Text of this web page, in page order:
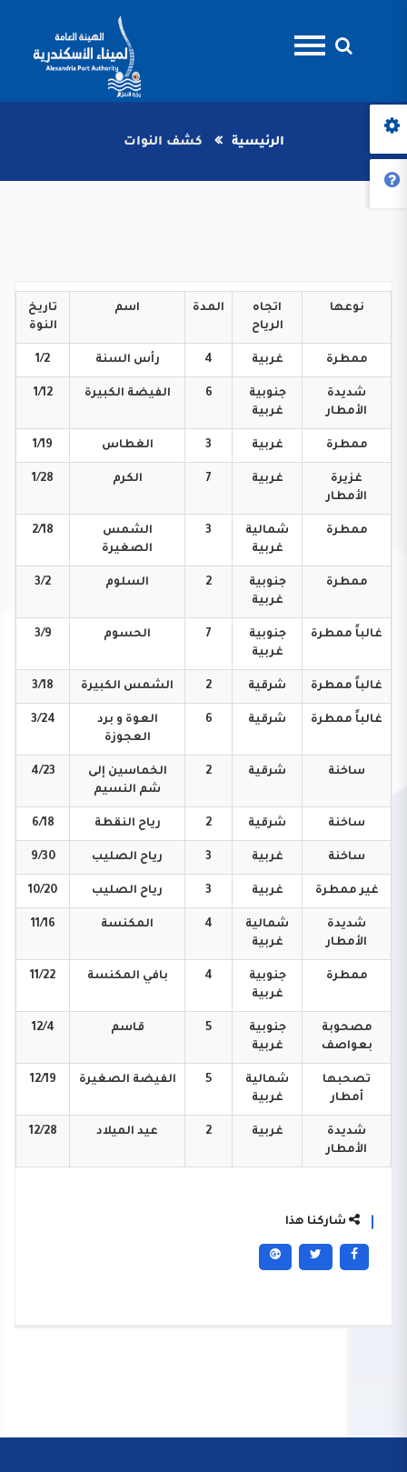
الرئيسية كشف النوات
نوعها
اتجاه
الرياح
المدة اسم
تاريخ
النوة
ممطرة غربية 4 رأس السنة 1/2
شديدة
الأمطار
جنوبية
غربية
6 الفيضة الكبيرة 1/12
ممطرة غربية 3 الغطاس 1/19
غزيرة
الأمطار
غربية 7 الكرم 1/28
ممطرة
شمالية
غربية
3
الشمس
الصغيرة
2/18
ممطرة
جنوبية
غربية
2 السلوم 3/2
غالباً ممطرة
جنوبية
غربية
7 الحسوم 3/9
غالباً ممطرة شرقية 2 الشمس الكبيرة 3/18
غالباً ممطرة شرقية 6
العوة و برد
العجوزة
3/24
ساخنة شرقية 2
الخماسين إلى
شم النسيم
4/23
ساخنة شرقية 2 رياح النقطة 6/18
ساخنة غربية 3 رياح الصليب 9/30
غير ممطرة غربية 3 رياح الصليب 10/20
شديدة
الأمطار
شمالية
غربية
4 المكنسة 11/16
ممطرة
جنوبية
غربية
4 بافي المكنسة 11/22
مصحوبة
بعواصف
جنوبية
غربية
5 قاسم 12/4
تصحبها
أمطار
شمالية
غربية
5 الفيضة الصغيرة 12/19
شديدة
الأمطار
غربية 2 عيد الميلاد 12/28
شاركنا هذا